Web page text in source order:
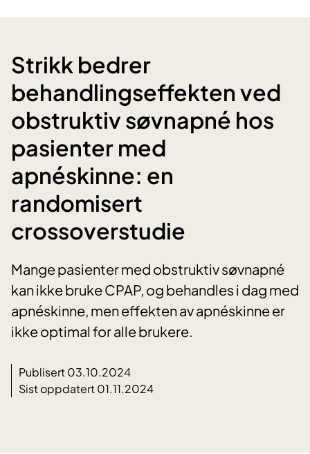
Strikk bedrer
behandlingseffekten ved
obstruktiv søvnapné hos
pasienter med
apnéskinne: en
randomisert
crossoverstudie
Mange pasienter med obstruktiv søvnapné
kan ikke bruke CPAP, og behandles i dag med
apnéskinne, men effekten av apnéskinne er
ikke optimal for alle brukere.
Publisert 03.10.2024
Sist oppdatert 01.11.2024